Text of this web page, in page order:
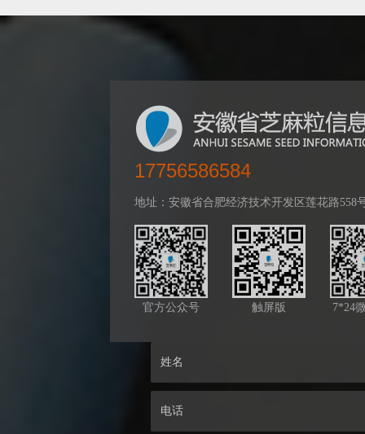
17756586584
地址：安徽省合肥经济技术开发区莲花路558
官方公众号 触屏版 7*24